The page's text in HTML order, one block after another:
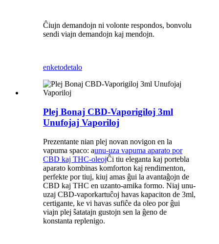
Ĉiujn demandojn ni volonte respondos, bonvolu
sendi viajn demandojn kaj mendojn.
enketodetalo
Plej Bonaj CBD-Vaporigiloj 3ml
Unufojaj Vaporiloj
Prezentante nian plej novan novigon en la
vapuma spaco: aunu-uza vapuma aparato por
CBD kaj THC-oleojĈi tiu eleganta kaj portebla
aparato kombinas komforton kaj rendimenton,
perfekte por tiuj, kiuj amas ĝui la avantaĝojn de
CBD kaj THC en uzanto-amika formo. Niaj unu-
uzaj CBD-vaporkartuĉoj havas kapaciton de 3ml,
certigante, ke vi havas sufiĉe da oleo por ĝui
viajn plej ŝatatajn gustojn sen la ĝeno de
konstanta replenigo.